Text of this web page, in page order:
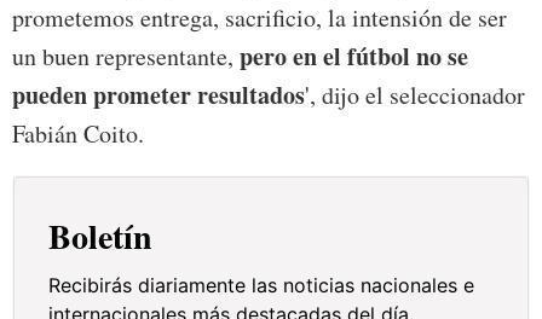
prometemos entrega, sacrificio, la intensión de ser
un buen representante, pero en el fútbol no se
pueden prometer resultados', dijo el seleccionador
Fabián Coito.
Boletín
Recibirás diariamente las noticias nacionales e